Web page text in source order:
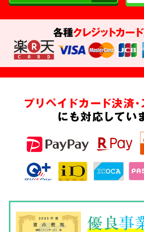
各種クレジットカード
プリペイドカード決済
にも対応してい
優良事